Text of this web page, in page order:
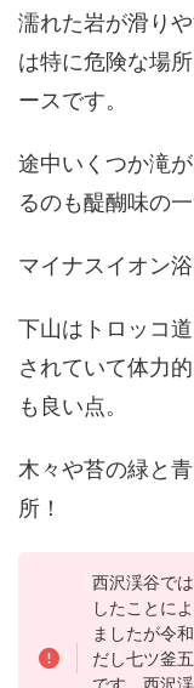
濡れた岩が滑り
は特に危険な場
ースです。
途中いくつか滝
るのも醍醐味の一
マイナスイオン
下山はトロッコ
されていて体力
も良い点。
木々や苔の緑と
所！
西沢渓谷で
したことに
ましたが令
だし七ツ釜